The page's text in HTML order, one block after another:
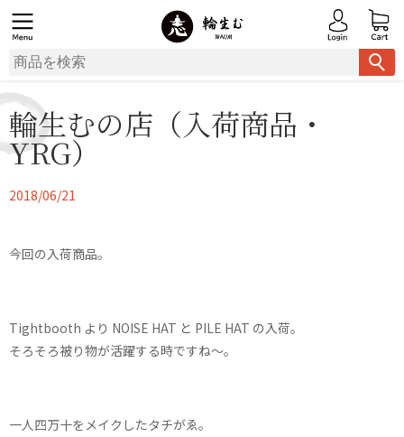
輪生むの店（入荷商品・
YRG）
2018/06/21
今回の入荷商品。
Tightbooth より NOISE HAT と PILE HAT の入荷。
そろそろ被り物が活躍する時ですね〜。
一人四万十をメイクしたタチがゑ。